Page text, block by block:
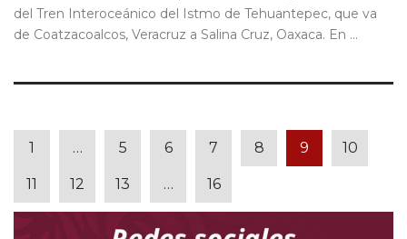
del Tren Interoceánico del Istmo de Tehuantepec, que va
de Coatzacoalcos, Veracruz a Salina Cruz, Oaxaca. En ...
1 … 5 6 7 8 9 10
11 12 13 … 16